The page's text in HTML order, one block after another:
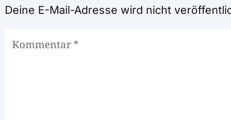
Deine E-Mail-Adresse wird nicht